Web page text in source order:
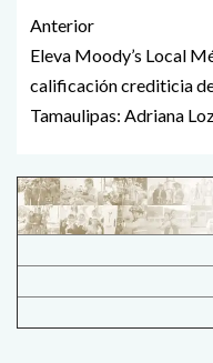
Anterior
Eleva Moody’s Local
calificación crediticia
Tamaulipas: Adriana